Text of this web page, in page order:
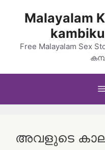
Malayalam
Free Malayalam Sex
അവളുടെ